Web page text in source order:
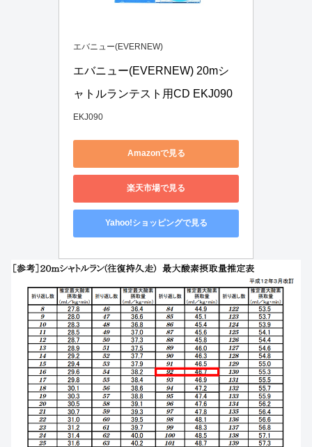
エバニュー(EVERNEW)
エバニュー(EVERNEW) 20mシ
ャトルランテスト用CD EKJ090
EKJ090
Amazonで見る
楽天市場で見る
Yahoo!ショッピングで見る